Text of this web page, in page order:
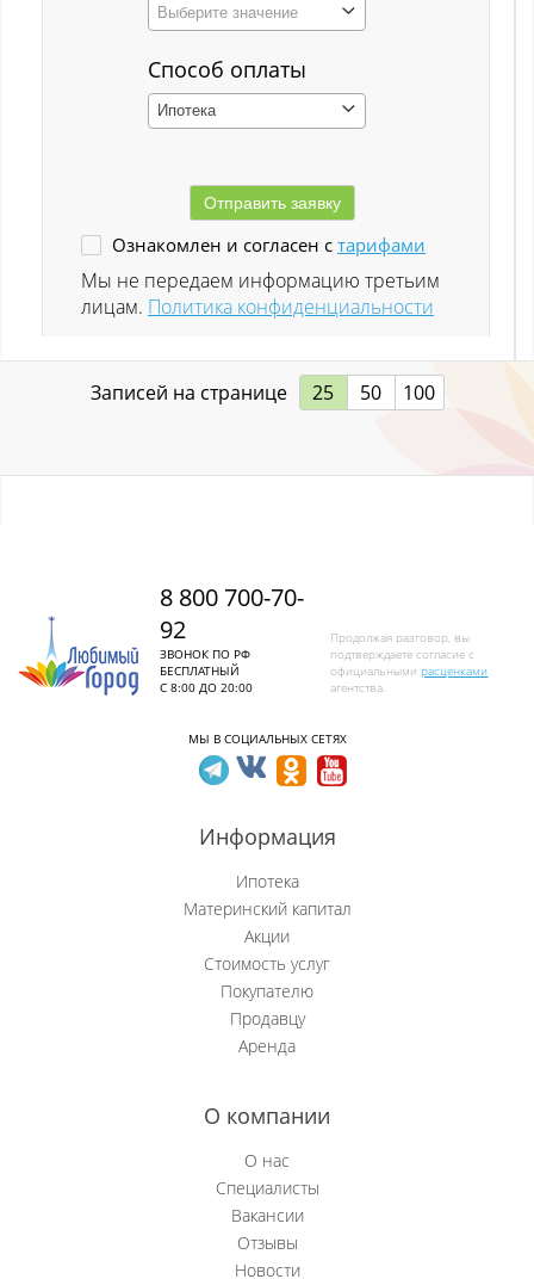
Куйбышевский р-н
Ленинск-Кузнецкий
Листвяги
Лучшево с
Митино
Мундыбаш
Выберите значение
Способ оплаты
Ипотека
Ознакомлен и согласен с тарифами
Мы не передаем информацию третьим
лицам. Политика конфиденциальности
Записей на странице 25 50 100
8 800 700-70-
92
ЗВОНОК ПО РФ
БЕСПЛАТНЫЙ
С 8:00 ДО 20:00
Продолжая разговор, вы
подтверждаете согласие с
официальнымирасценками
агентства.
МЫ В СОЦИАЛЬНЫХ СЕТЯХ
Информация
Ипотека
Материнский капитал
Акции
Стоимость услуг
Покупателю
Продавцу
Аренда
О компании
О нас
Специалисты
Вакансии
Отзывы
Новости